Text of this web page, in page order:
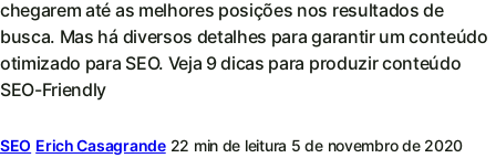
chegarem até as melhores posições nos resultados de
busca. Mas há diversos detalhes para garantir um conteúdo
otimizado para SEO. Veja 9 dicas para produzir conteúdo
SEO-Friendly
SEO Erich Casagrande 22 min de leitura 5 de novembro de 2020